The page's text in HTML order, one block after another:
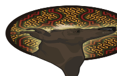
al
contenido